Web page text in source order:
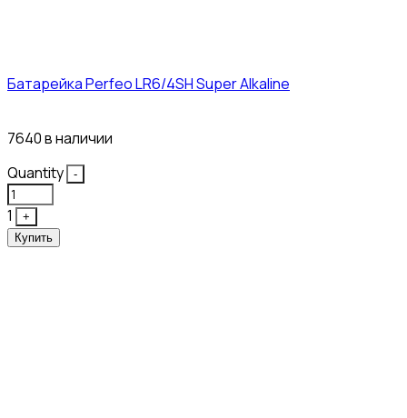
Батарейка Perfeo LR6/4SH Super Alkaline
7640 в наличии
Quantity
-
1
+
Купить